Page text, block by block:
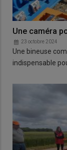
Une caméra
23 octobre 2024
Une bineuse
indispensable